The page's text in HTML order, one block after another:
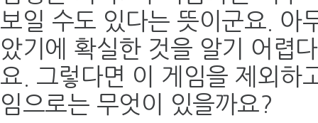
보일 수도 있다는 뜻이군요. 아
았기에 확실한 것을 알기 어렵
요. 그렇다면 이 게임을 제외하
임으로는 무엇이 있을까요?